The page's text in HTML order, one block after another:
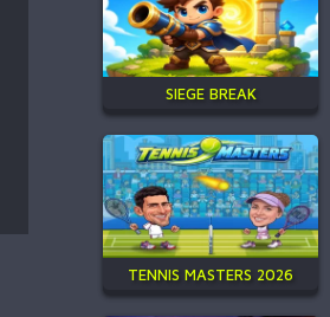
SIEGE BREAK
TENNIS MASTERS 2026